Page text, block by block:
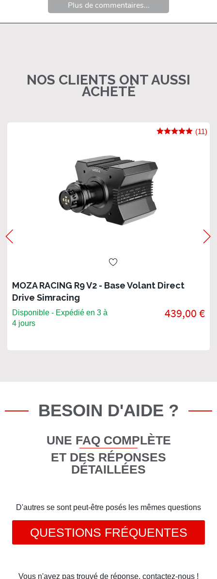
Plus de commentaires...
NOS CLIENTS ONT AUSSI
ACHETÉ
MOZA RACING R9 V2 - Base Volant Direct
Drive Simracing
(11)
Disponible - Expédié en 3 à
4 jours
439,00 €
BESOIN D'AIDE ?
UNE FAQ COMPLÈTE
ET DES RÉPONSES
DÉTAILLÉES
D'autres se sont peut-être posés les mêmes questions
QUESTIONS FRÉQUENTES
Vous n'avez pas trouvé de réponse, contactez-nous !